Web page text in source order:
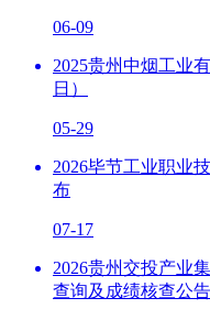
06-09
2025贵州中烟工业
日）
05-29
2026毕节工业职业
布
07-17
2026贵州交投产业
查询及成绩核查公告